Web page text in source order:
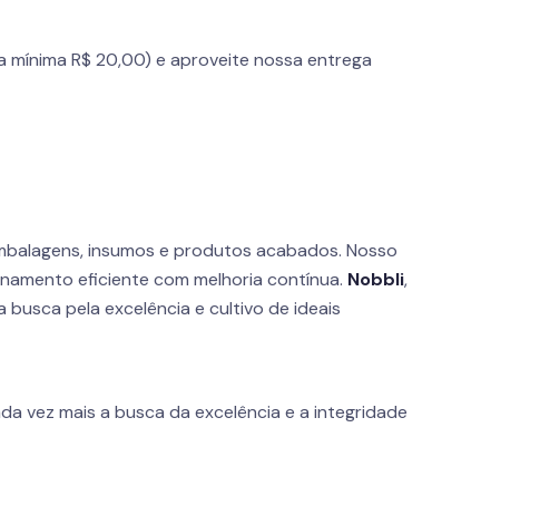
mínima R$ 20,00) e aproveite nossa entrega
insumos e produtos acabados. Nosso
eficiente com melhoria contínua. Nobbli,
pela excelência e cultivo de ideais
vez mais a busca da excelência e a integridade